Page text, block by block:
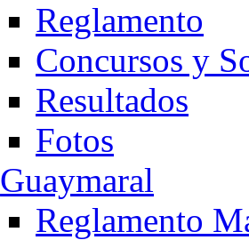
Reglamento
Concursos y
Resultados
Fotos
Guaymaral
Reglamento